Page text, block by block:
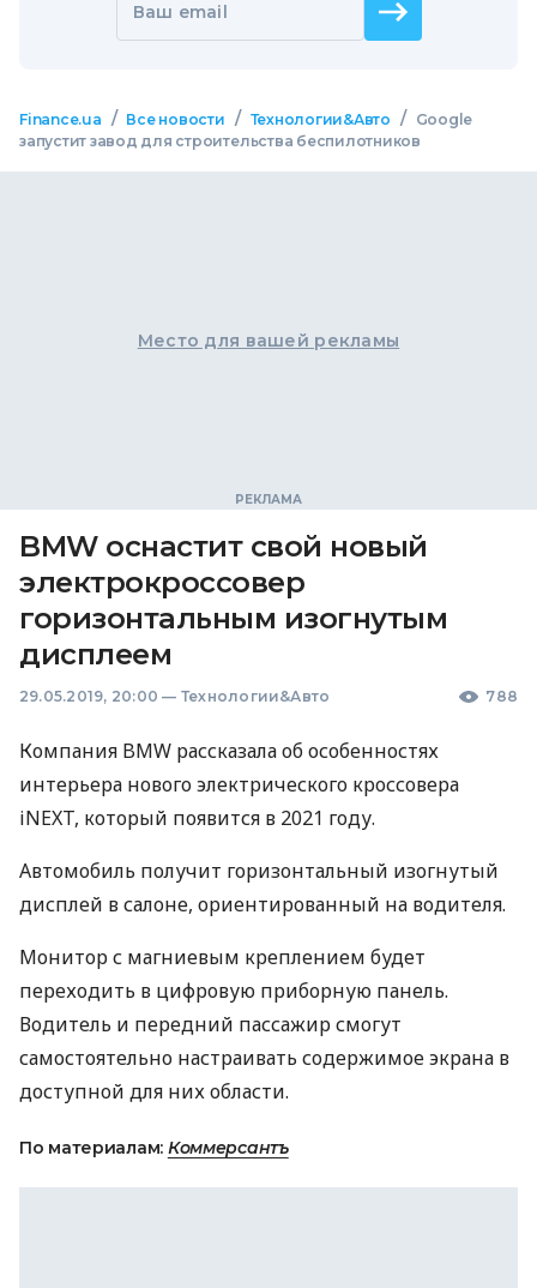
Ваш email
Finance.ua / Все новости / Технологии&Авто /
Google
запустит завод для строительства беспилотников
Место для вашей рекламы
BMW оснастит свой новый
электрокроссовер
горизонтальным изогнутым
дисплеем
29.05.2019, 20:00 — Технологии&Авто 788
Компания BMW рассказала об особенностях
интерьера нового электрического кроссовера
iNEXT, который появится в 2021 году.
Автомобиль получит горизонтальный изогнутый
дисплей в салоне, ориентированный на водителя.
Монитор с магниевым креплением будет
переходить в цифровую приборную панель.
Водитель и передний пассажир смогут
самостоятельно настраивать содержимое экрана в
доступной для них области.
По материалам: Коммерсантъ